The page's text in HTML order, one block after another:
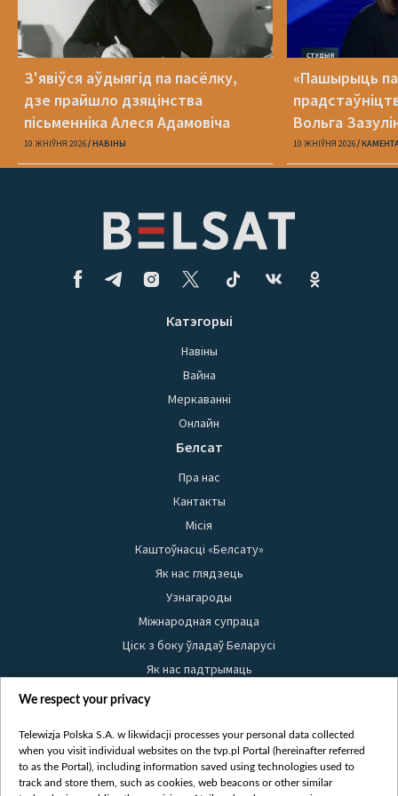
З'явіўся аўдыягід па пасёлку,
дзе прайшло дзяцінства
пісьменніка Алеся Адамовіча
10 ЖНІЎНЯ 2026 НАВІНЫ
«Пашырыць
Вольга
на новай
10 ЖНІЎНЯ 2026
Катэгорыі
Навіны
Вайна
Меркаванні
Онлайн
Белсат
Пра нас
Кантакты
Місія
Каштоўнасці «Белсату»
Як нас глядзець
Узнагароды
Міжнародная супраца
Ціск з боку ўладаў Беларусі
Як нас падтрымаць
Правілы выкарыстання матэрыялаў
Бяспека
Youtube
We respect your privacy
Telewizja Polska S.A. w likwidacji processes your personal data collected
when you visit individual websites on the tvp.pl Portal (hereinafter referred
to as the Portal), including information saved using technologies used to
track and store them, such as cookies, web beacons or other similar